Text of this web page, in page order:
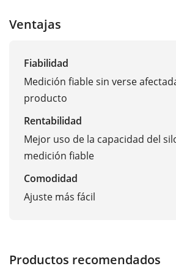
Ventajas
Fiabilidad
Medición fiable sin verse
producto
Rentabilidad
Mejor uso de la capacidad del
medición fiable
Comodidad
Ajuste más fácil
Productos recomendados